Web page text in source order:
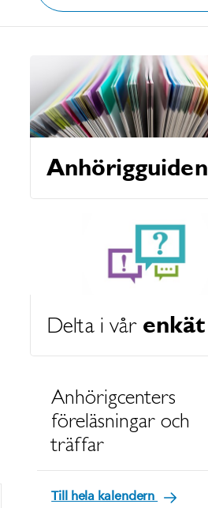
Anhörigguiden
Delta i vår enkät
Anhörigcenters
föreläsningar och
träffar
Till hela kalendern